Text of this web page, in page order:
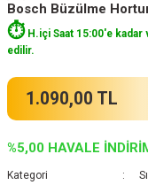
Bosch Büzülme
⏱️H.içi Saat 15:00'e kadar
edilir.
1.090,00 TL
%5,00 HAVALE
Kategori